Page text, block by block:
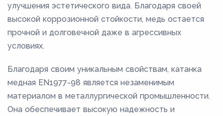
улучшения эстетического вида. Благодаря своей
высокой коррозионной стойкости, медь остается
прочной и долговечной даже в агрессивных
условиях.
Благодаря своим уникальным свойствам, катанка
медная EN1977-98 является незаменимым
материалом в металлургической промышленности.
Она обеспечивает высокую надежность и